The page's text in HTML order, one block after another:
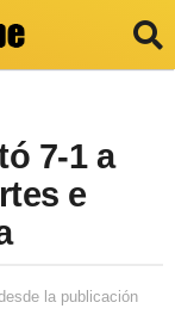
7-1 a
e
la publicación